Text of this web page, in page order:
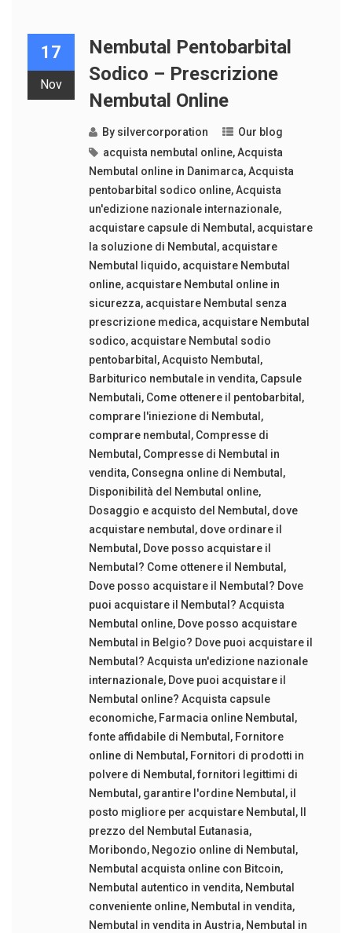
17
Nov
Nembutal Pentobarbital
Sodico – Prescrizione
Nembutal Online
By silvercorporation
Our blog
acquista nembutal online,Acquista
Nembutal online in Danimarca,Acquista
pentobarbital sodico online,Acquista
un'edizione nazionale internazionale,
acquistare capsule di Nembutal , acquistare
la soluzione di Nembutal , acquistare
Nembutal liquido, acquistare Nembutal
online, acquistare Nembutal online in
sicurezza, acquistare Nembutal senza
prescrizione medica, acquistare Nembutal
sodico, acquistare Nembutal sodio
pentobarbital ,Acquisto Nembutal ,
Barbiturico nembutale in vendita, Capsule
Nembutali, Come ottenere il pentobarbital ,
comprare l'iniezione di Nembutal ,
comprare nembutal , Compresse di
Nembutal , Compresse di Nembutal in
vendita, Consegna online di Nembutal ,
Disponibilità del Nembutal online,
Dosaggio e acquisto del Nembutal , dove
acquistare nembutal , dove ordinare il
Nembutal , Dove posso acquistare il
Nembutal? Come ottenere il Nembutal ,
Dove posso acquistare il Nembutal? Dove
puoi acquistare il Nembutal? Acquista
Nembutal online, Dove posso acquistare
Nembutal in Belgio? Dove puoi acquistare il
Nembutal? Acquista un'edizione nazionale
internazionale, Dove puoi acquistare il
Nembutal online? Acquista capsule
economiche, Farmacia online Nembutal ,
fonte affidabile di Nembutal , Fornitore
online di Nembutal , Fornitori di prodotti in
polvere di Nembutal ,fornitori legittimi di
Nembutal , garantire l'ordine Nembutal , il
posto migliore per acquistare Nembutal ,
prezzo del Nembutal Eutanasia,
Moribondo, Negozio online di Nembutal ,
Nembutal acquista online con Bitcoin,
Nembutal autentico in vendita, Nembutal
conveniente online, Nembutal in vendita,
Nembutal in vendita in Austria, Nembutal in